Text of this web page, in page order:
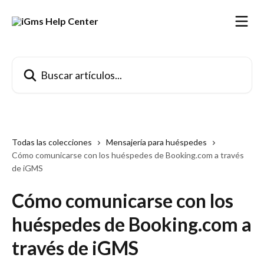
Todas las colecciones
Mensajería para huéspedes
Cómo comunicarse con los huéspedes de Booking.com a través
de iGMS
Cómo comunicarse con los
huéspedes de Booking.com a
través de iGMS